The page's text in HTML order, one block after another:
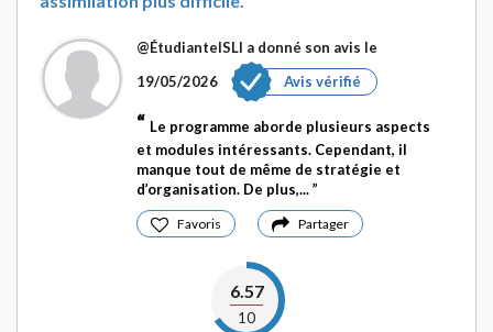
@ÉtudianteISLI a donné son avis le
19/05/2026
Avis vérifié
Le programme aborde plusieurs aspects
et modules intéressants. Cependant, il
manque tout de même de stratégie et
d’organisation. De plus,...
Favoris Partager
6.57
10